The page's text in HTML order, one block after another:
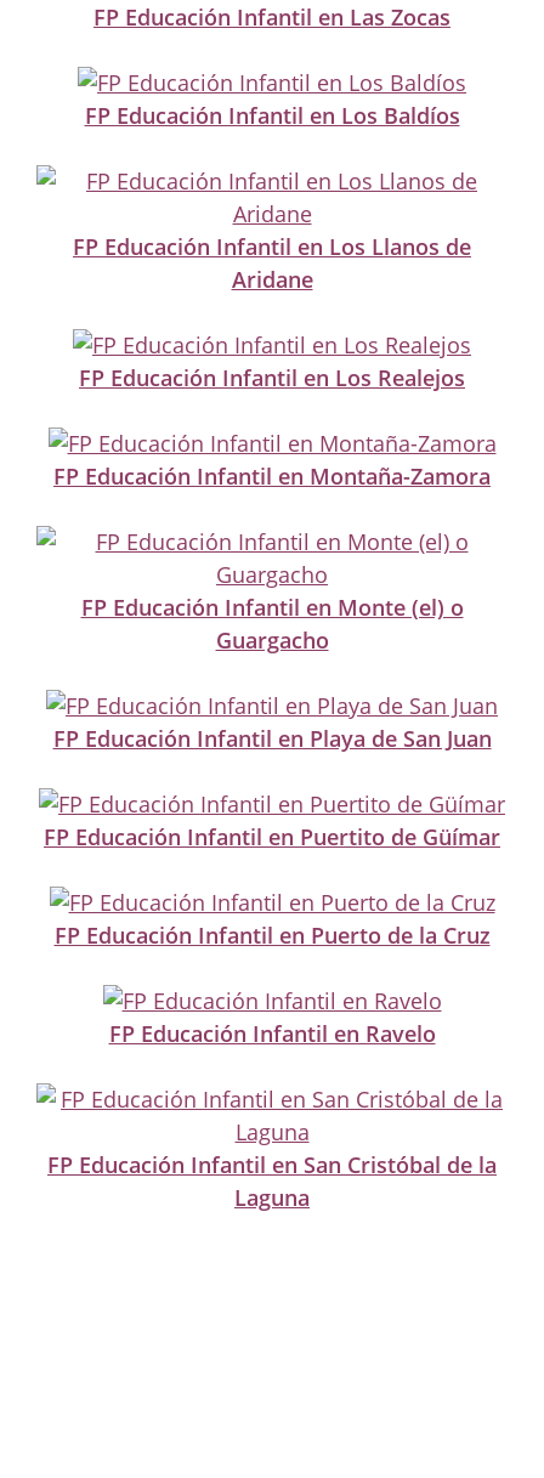
FP Educación Infantil en Las Zocas
FP Educación Infantil en Los Baldíos
FP Educación Infantil en Los Llanos de
Aridane
FP Educación Infantil en Los Realejos
FP Educación Infantil en Montaña-Zamora
FP Educación Infantil en Monte (el) o
Guargacho
FP Educación Infantil en Playa de San Juan
FP Educación Infantil en Puertito de Güímar
FP Educación Infantil en Puerto de la Cruz
FP Educación Infantil en Ravelo
FP Educación Infantil en San Cristóbal de la
Laguna